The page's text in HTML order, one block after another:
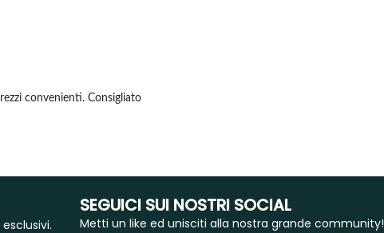
convenienti. Consigliato
SEGUICI SUI NOSTRI SOCIAL
Metti un like ed unisciti alla nostra grande community!